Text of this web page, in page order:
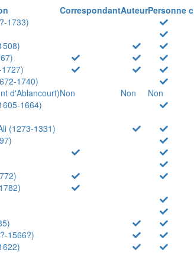
CorrespondantAuteurPersonne
1733)
1740)
d'Ablancourt)Non Non Non
1664)
(1273-1331)
1566?)